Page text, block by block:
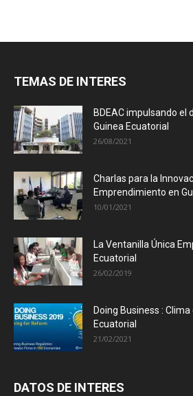
TEMAS DE INTERES
BDEAC impulsando el
Guinea Ecuatorial
26/08/2021
Charlas para la
Emprendimiento en
10/01/2021
La Ventanilla Única
Ecuatorial
26/02/2019
Doing Business :
Ecuatorial
21/02/2021
DATOS DE INTERES